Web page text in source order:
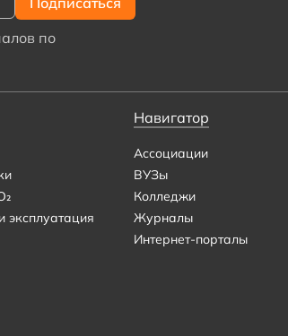
по
эксплуатация
Навигатор
Ассоциации
ВУЗы
Колледжи
Журналы
Интернет-порталы